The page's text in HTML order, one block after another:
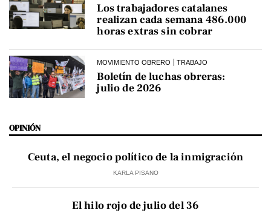
Los trabajadores catalanes
realizan cada semana 486.000
horas extras sin cobrar
MOVIMIENTO OBRERO TRABAJO
Boletín de luchas obreras:
julio de 2026
OPINIÓN
Ceuta, el negocio político de la inmigración
KARLA PISANO
El hilo rojo de julio del 36